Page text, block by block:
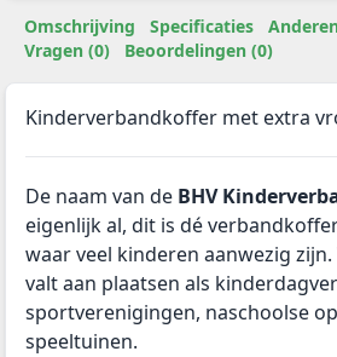
Omschrijving Specificaties
Vragen (0)
Beoordelingen (0)
Kinderverbandkoffer met extra
De naam van de BHV
eigenlijk al, dit is dé
waar veel kinderen aanwezig
valt aan plaatsen als
sportverenigingen, naschoolse
speeltuinen.